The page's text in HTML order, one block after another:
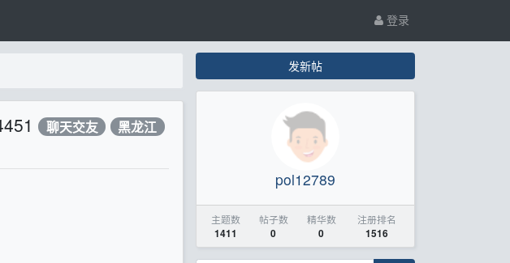
登录
聊天交友 黑龙江
发新帖
pol12789
主题数
1411
帖子数
0
精华数
0
注册排名
1516